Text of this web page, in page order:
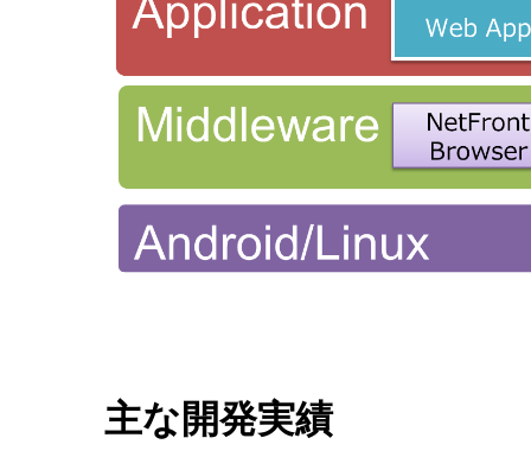
主な開発実績